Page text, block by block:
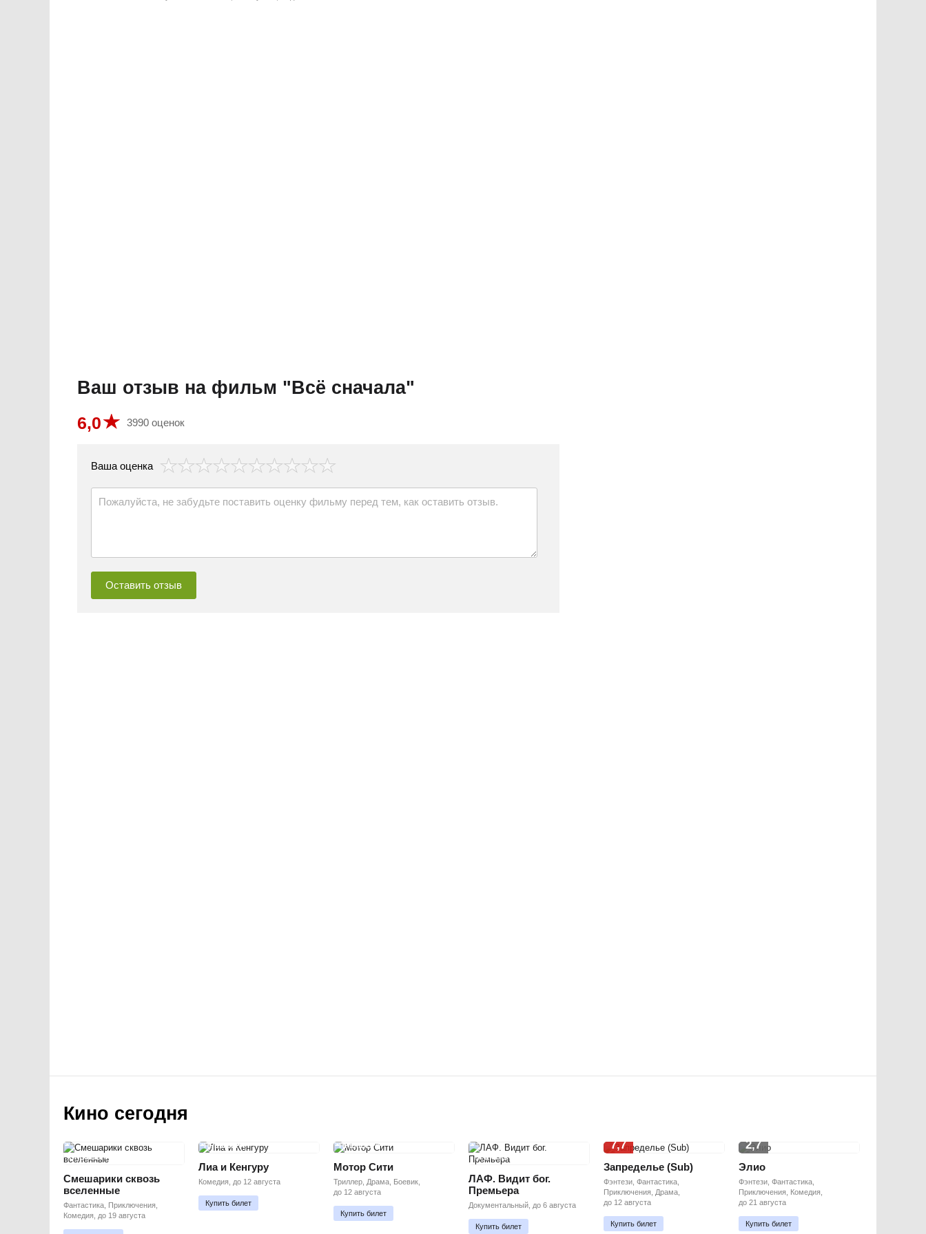
Ваш отзыв на фильм "Всё сначала"
6,0 3990 оценок
Ваша оценка
Кино сегодня
ПРЕМЬЕРА
Смешарики сквозь
вселенные
Фантастика, Приключения,
Комедия, до 19 августа
ПРЕМЬЕРА
Лиа и Кенгуру
Комедия, до 12 августа
Купить билет
ПРЕМЬЕРА
Мотор Сити
Триллер, Драма, Боевик,
до 12 августа
Купить билет
ПРЕМЬЕРА
ЛАФ. Видит бог.
Премьера
Документальный, до 6 августа
Купить билет
7,7
Запределье (Sub)
Фэнтези, Фантастика,
Приключения, Драма,
до 12 августа
Купить билет
2,7
Элио
Фэнтези, Фантастика,
Приключения, Комедия,
до 21 августа
Купить билет